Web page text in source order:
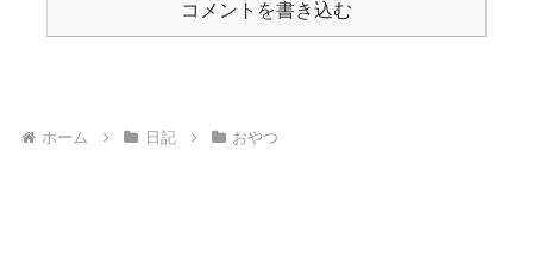
コメントを書き込む
ホーム 日記 おやつ